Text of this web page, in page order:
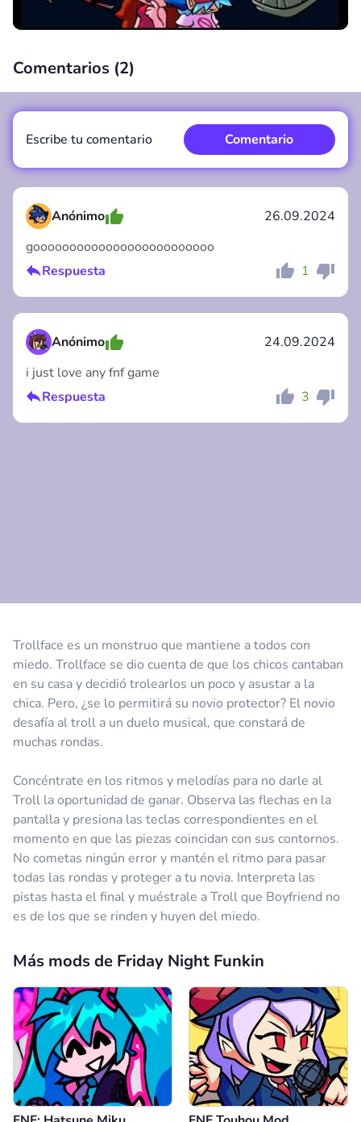
00:00 /00:00
Trollface es un monstruo que mantiene a todos con
miedo. Trollface se dio cuenta de que los chicos cantaban
en su casa y decidió trolearlos un poco y asustar a la
chica. Pero, ¿se lo permitirá su novio protector? El novio
desafía al troll a un duelo musical, que constará de
muchas rondas.
Concéntrate en los ritmos y melodías para no darle al
Troll la oportunidad de ganar. Observa las flechas en la
pantalla y presiona las teclas correspondientes en el
momento en que las piezas coincidan con sus contornos.
No cometas ningún error y mantén el ritmo para pasar
todas las rondas y proteger a tu novia. Interpreta las
pistas hasta el final y muéstrale a Troll que Boyfriend no
es de los que se rinden y huyen del miedo.
Comentarios (2)
Anónimo
26.09.2024
gooooooooooooooooooooooooo
Respuesta
1
Cancelar Comentario
Anónimo
24.09.2024
i just love any fnf game
Respuesta
3
Escribe tu comentario Comentario
Cancelar Comentario
Más mods de Friday Night Funkin